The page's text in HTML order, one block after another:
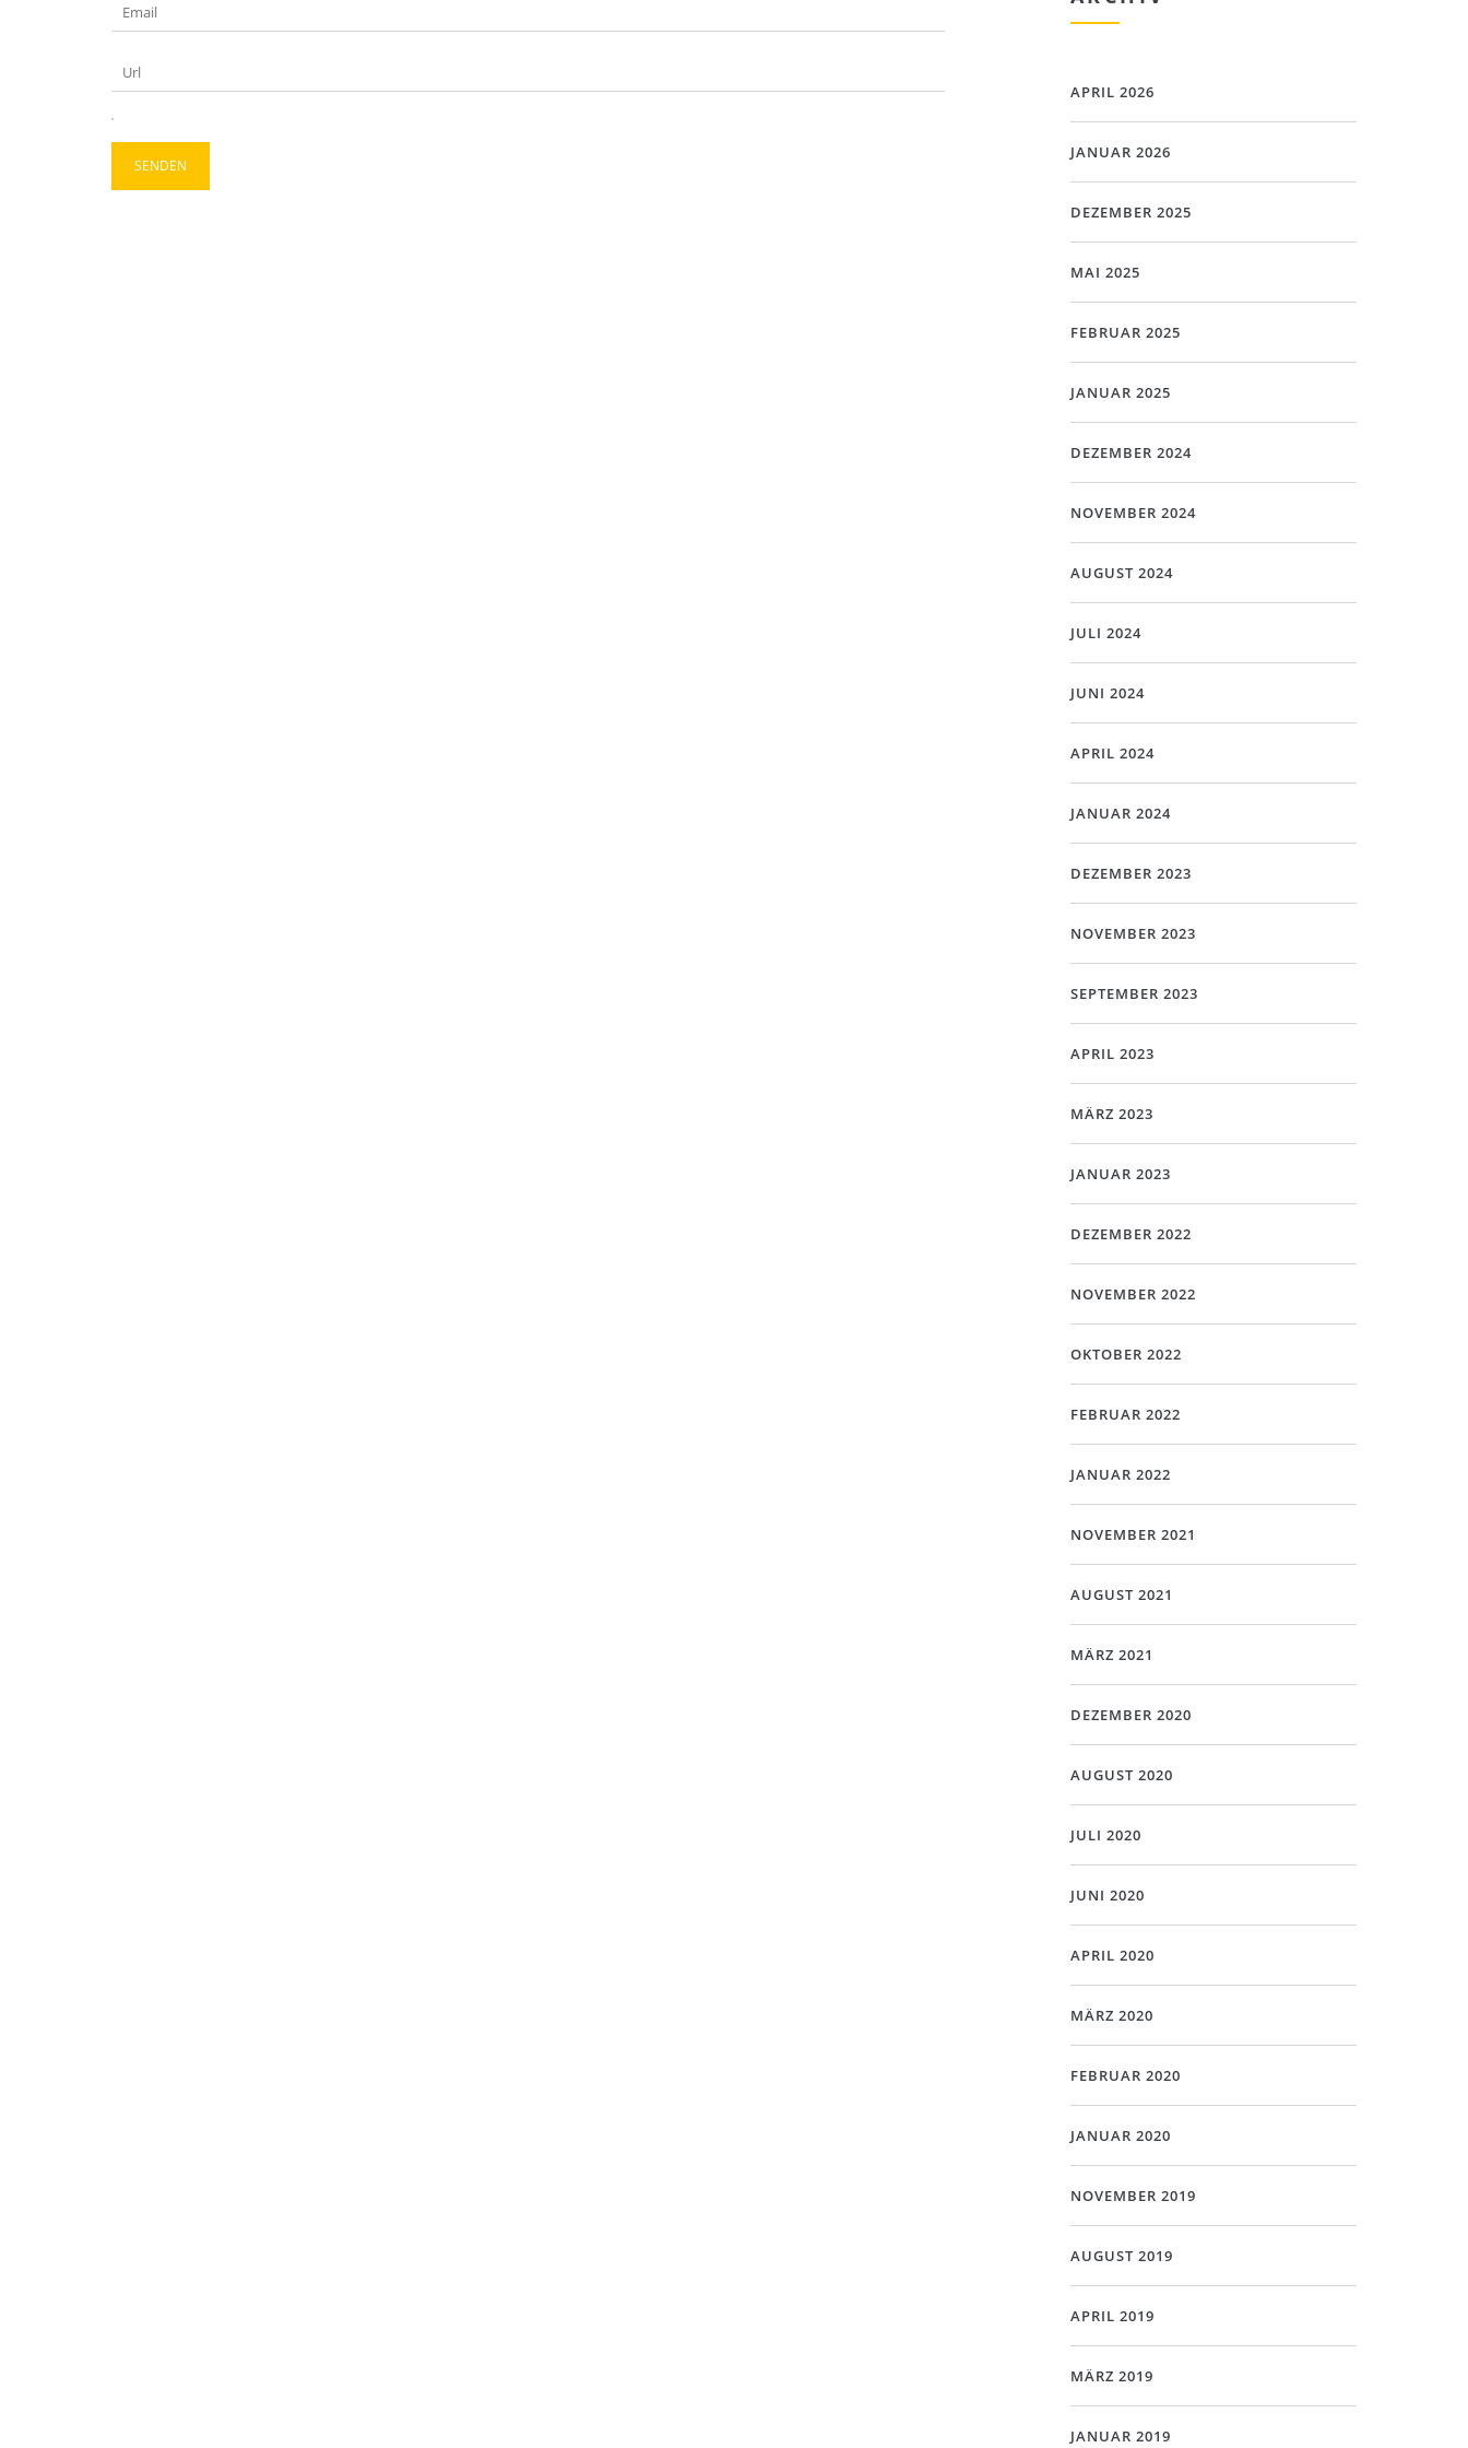
APRIL 2026
JANUAR 2026
DEZEMBER 2025
MAI 2025
FEBRUAR 2025
JANUAR 2025
DEZEMBER 2024
NOVEMBER 2024
AUGUST 2024
JULI 2024
JUNI 2024
APRIL 2024
JANUAR 2024
DEZEMBER 2023
NOVEMBER 2023
SEPTEMBER 2023
APRIL 2023
MÄRZ 2023
JANUAR 2023
DEZEMBER 2022
NOVEMBER 2022
OKTOBER 2022
FEBRUAR 2022
JANUAR 2022
NOVEMBER 2021
AUGUST 2021
MÄRZ 2021
DEZEMBER 2020
AUGUST 2020
JULI 2020
JUNI 2020
APRIL 2020
MÄRZ 2020
FEBRUAR 2020
JANUAR 2020
NOVEMBER 2019
AUGUST 2019
APRIL 2019
MÄRZ 2019
JANUAR 2019